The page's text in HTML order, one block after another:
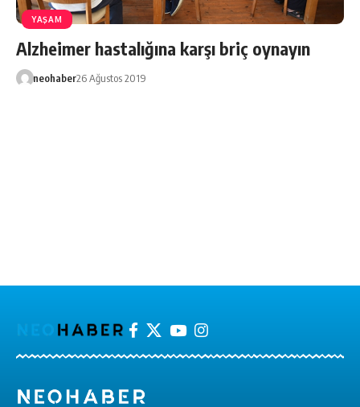
YAŞAM
Alzheimer hastalığına karşı briç oynayın
neohaber26 Ağustos 2019